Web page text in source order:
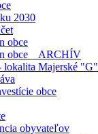
2030
obce
obce _ ARCHÍV
lokalita Majerské "G"
obce
obyvateľov